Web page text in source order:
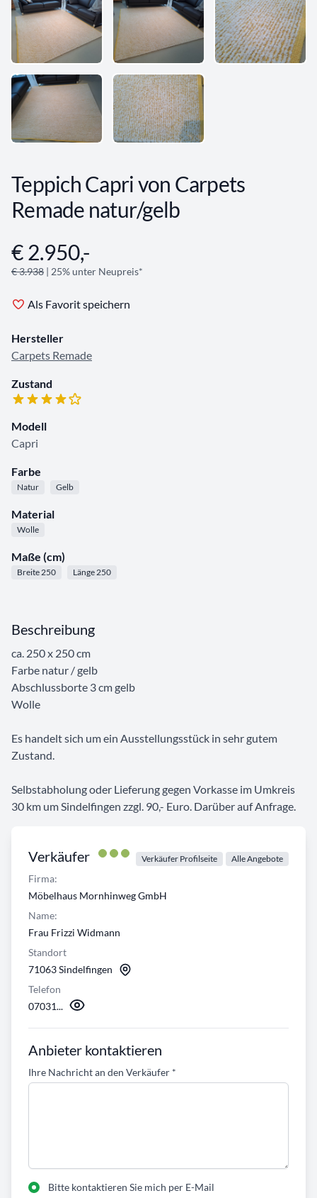
Teppich Capri von Carpets
Remade natur/gelb
Angebotsinformationen
€ 2.950,-
€ 3.938 | 25% unter Neupreis*
Als Favorit speichern
Hersteller
Carpets Remade
Zustand
Modell
Capri
Farbe
Natur Gelb
Material
Wolle
Maße (cm)
Breite 250 Länge 250
Verkäufer Verkäufer Profilseite Alle Angebote
Firma:
Möbelhaus Mornhinweg GmbH
Name:
Frau Frizzi Widmann
Standort
71063 Sindelfingen
Telefon
07031...
Anbieter kontaktieren
Ihre Nachricht an den Verkäufer *
Bitte kontaktieren Sie mich per E-Mail
Beschreibung
ca. 250 x 250 cm
Farbe natur / gelb
Abschlussborte 3 cm gelb
Wolle
Es handelt sich um ein Ausstellungsstück in sehr gutem
Zustand.
Selbstabholung oder Lieferung gegen Vorkasse im Umkreis
30 km um Sindelfingen zzgl. 90,- Euro. Darüber auf Anfrage.